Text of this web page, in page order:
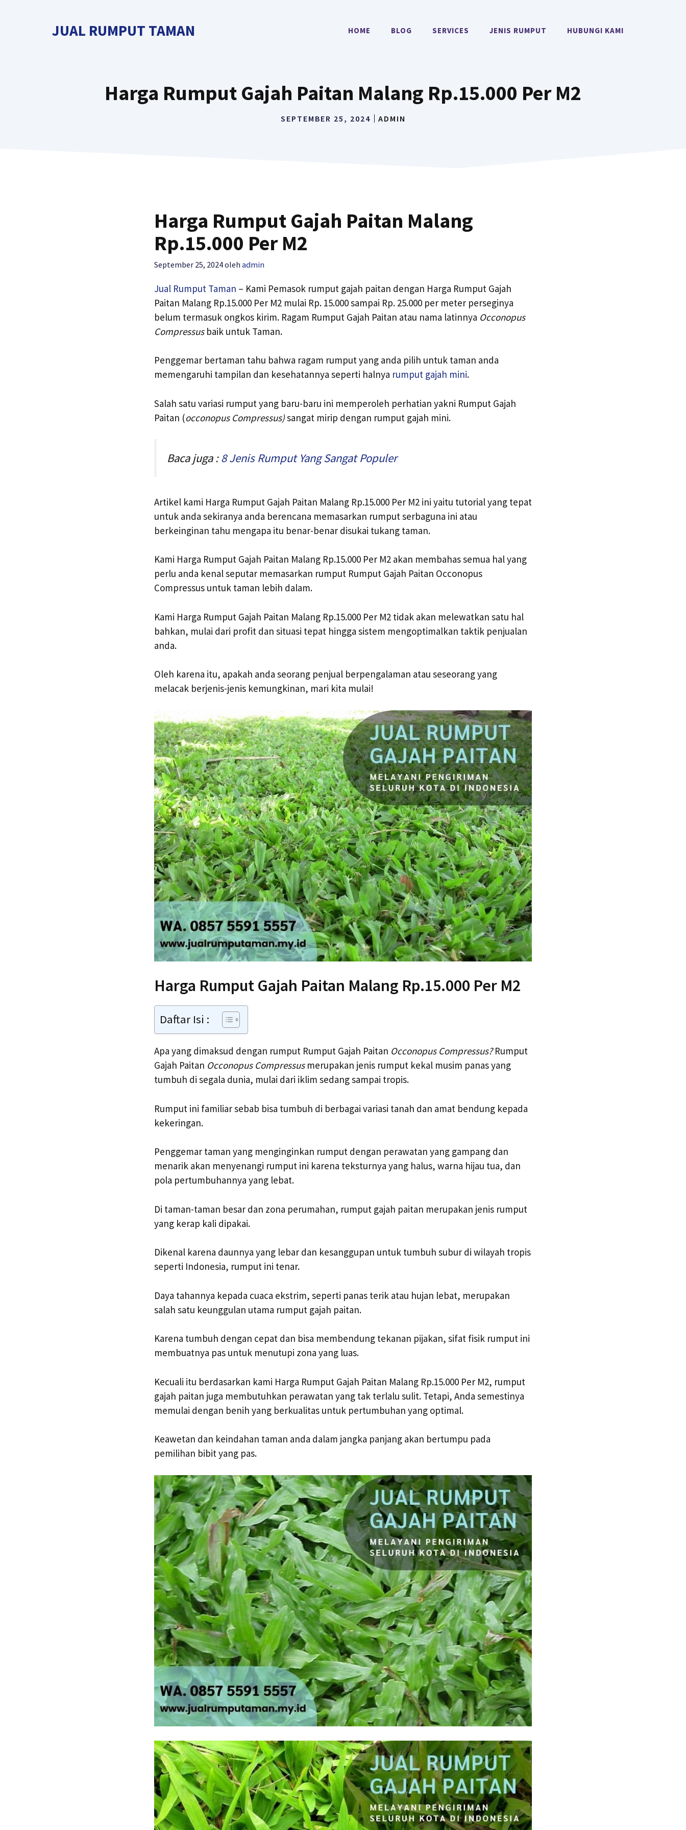
JUAL RUMPUT TAMAN HOME BLOG SERVICES JENIS RUMPUT HUBUNGI KAMI
Harga Rumput Gajah Paitan Malang Rp.15.000 Per M2
SEPTEMBER 25, 2024 ADMIN
Harga Rumput Gajah Paitan Malang
Rp.15.000 Per M2
September 25, 2024oleh admin
Jual Rumput Taman – Kami Pemasok rumput gajah paitan dengan Harga Rumput Gajah
Paitan Malang Rp.15.000 Per M2 mulai Rp. 15.000 sampai Rp. 25.000 per meter perseginya
belum termasuk ongkos kirim. Ragam Rumput Gajah Paitan atau nama latinnya Occonopus
Compressusbaik untuk Taman.
Penggemar bertaman tahu bahwa ragam rumput yang anda pilih untuk taman anda
memengaruhi tampilan dan kesehatannya seperti halnya rumput gajah mini.
Salah satu variasi rumput yang baru-baru ini memperoleh perhatian yakni Rumput Gajah
Paitan (occonopus Compressus)sangat mirip dengan rumput gajah mini.
Baca juga :8 Jenis Rumput Yang Sangat Populer
Artikel kami Harga Rumput Gajah Paitan Malang Rp.15.000 Per M2 ini yaitu tutorial yang tepat
untuk anda sekiranya anda berencana memasarkan rumput serbaguna ini atau
berkeinginan tahu mengapa itu benar-benar disukai tukang taman.
Kami Harga Rumput Gajah Paitan Malang Rp.15.000 Per M2 akan membahas semua hal yang
perlu anda kenal seputar memasarkan rumput Rumput Gajah Paitan Occonopus
Compressus untuk taman lebih dalam.
Kami Harga Rumput Gajah Paitan Malang Rp.15.000 Per M2 tidak akan melewatkan satu hal
bahkan, mulai dari profit dan situasi tepat hingga sistem mengoptimalkan taktik penjualan
anda.
Oleh karena itu, apakah anda seorang penjual berpengalaman atau seseorang yang
melacak berjenis-jenis kemungkinan, mari kita mulai!
Harga Rumput Gajah Paitan Malang Rp.15.000 Per M2
Daftar Isi :
Apa yang dimaksud dengan rumput Rumput Gajah Paitan Occonopus Compressus?Rumput
Gajah Paitan Occonopus Compressusmerupakan jenis rumput kekal musim panas yang
tumbuh di segala dunia, mulai dari iklim sedang sampai tropis.
Rumput ini familiar sebab bisa tumbuh di berbagai variasi tanah dan amat bendung kepada
kekeringan.
Penggemar taman yang menginginkan rumput dengan perawatan yang gampang dan
menarik akan menyenangi rumput ini karena teksturnya yang halus, warna hijau tua, dan
pola pertumbuhannya yang lebat.
Di taman-taman besar dan zona perumahan, rumput gajah paitan merupakan jenis rumput
yang kerap kali dipakai.
Dikenal karena daunnya yang lebar dan kesanggupan untuk tumbuh subur di wilayah tropis
seperti Indonesia, rumput ini tenar.
Daya tahannya kepada cuaca ekstrim, seperti panas terik atau hujan lebat, merupakan
salah satu keunggulan utama rumput gajah paitan.
Karena tumbuh dengan cepat dan bisa membendung tekanan pijakan, sifat fisik rumput ini
membuatnya pas untuk menutupi zona yang luas.
Kecuali itu berdasarkan kami Harga Rumput Gajah Paitan Malang Rp.15.000 Per M2, rumput
gajah paitan juga membutuhkan perawatan yang tak terlalu sulit. Tetapi, Anda semestinya
memulai dengan benih yang berkualitas untuk pertumbuhan yang optimal.
Keawetan dan keindahan taman anda dalam jangka panjang akan bertumpu pada
pemilihan bibit yang pas.